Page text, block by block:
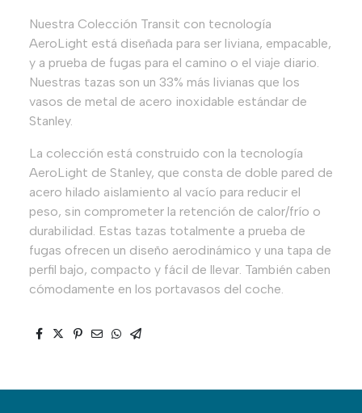
Nuestra Colección Transit con tecnología
AeroLight está diseñada para ser liviana, empacable,
y a prueba de fugas para el camino o el viaje diario.
Nuestras tazas son un 33% más livianas que los
vasos de metal de acero inoxidable estándar de
Stanley.
La colección está construido con la tecnología
AeroLight de Stanley, que consta de doble pared de
acero hilado aislamiento al vacío para reducir el
peso, sin comprometer la retención de calor/frío o
durabilidad. Estas tazas totalmente a prueba de
fugas ofrecen un diseño aerodinámico y una tapa de
perfil bajo, compacto y fácil de llevar. También caben
cómodamente en los portavasos del coche.